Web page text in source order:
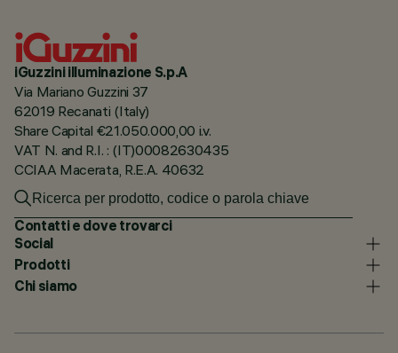
iGuzzini illuminazione S.p.A
Via Mariano Guzzini 37
62019 Recanati (Italy)
Share Capital €21.050.000,00 i.v.
VAT N. and R.I. : (IT)00082630435
CCIAA Macerata, R.E.A. 40632
Contatti e dove trovarci
Social
Prodotti
Chi siamo